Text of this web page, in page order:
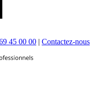
45 00 00 | Contactez-nous